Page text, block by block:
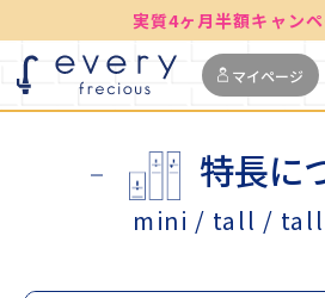
実質4ヶ月半額キャン
送料無料
最短
マイページ
特長に
mini / tall / tall